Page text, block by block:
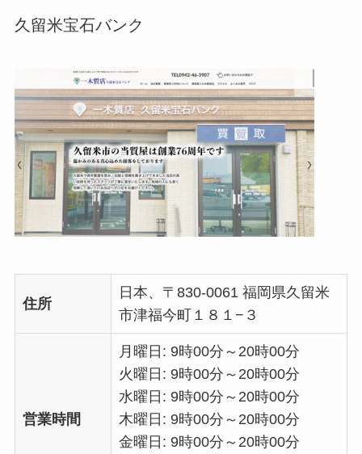
久留米宝石バンク
住所
日本、〒830-0061 福岡県久留米
市津福今町１８１−３
営業時間
月曜日: 9時00分～20時00分
火曜日: 9時00分～20時00分
水曜日: 9時00分～20時00分
木曜日: 9時00分～20時00分
金曜日: 9時00分～20時00分